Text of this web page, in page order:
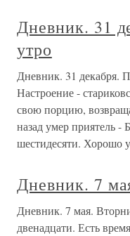
Дневник. 31
утро
Дневник. 31 декабря.
Настроение -
свою порцию,
назад умер приятель -
шестидесяти. Хорошо
Дневник. 7
Дневник. 7 мая.
двенадцати. Есть